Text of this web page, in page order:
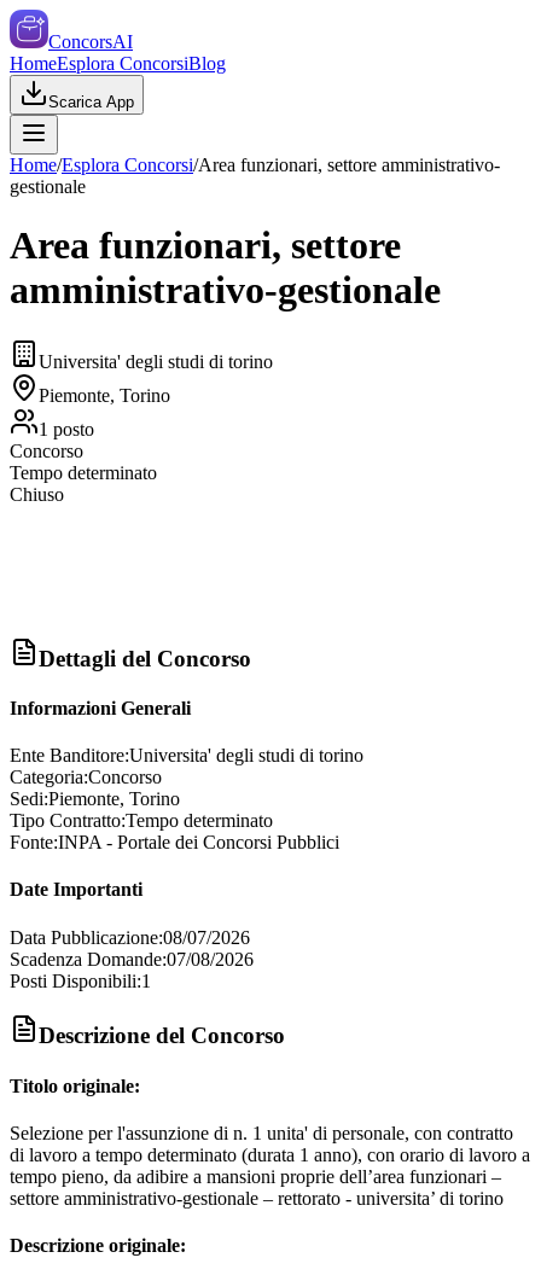
ConcorsAI
HomeEsplora ConcorsiBlog
Scarica App
Home/Esplora Concorsi/Area funzionari, settore amministrativo-
gestionale
Area funzionari, settore
amministrativo-gestionale
Universita' degli studi di torino
Piemonte, Torino
1 posto
Concorso
Tempo determinato
Chiuso
Dettagli del Concorso
Informazioni Generali
Ente Banditore:Universita' degli studi di torino
Categoria:Concorso
Sedi:Piemonte, Torino
Tipo Contratto:Tempo determinato
Fonte:INPA - Portale dei Concorsi Pubblici
Date Importanti
Data Pubblicazione:08/07/2026
Scadenza Domande:07/08/2026
Posti Disponibili:1
Descrizione del Concorso
Titolo originale:
Selezione per l'assunzione di n. 1 unita' di personale, con contratto
di lavoro a tempo determinato (durata 1 anno), con orario di lavoro a
tempo pieno, da adibire a mansioni proprie dell’area funzionari –
settore amministrativo-gestionale – rettorato - universita’ di torino
Descrizione originale: